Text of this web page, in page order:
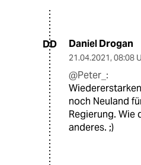
DD Daniel Drogan
21.04.2021, 08:08
@Peter_:
noch Neuland
Regierung. Wie
anderes. ;)